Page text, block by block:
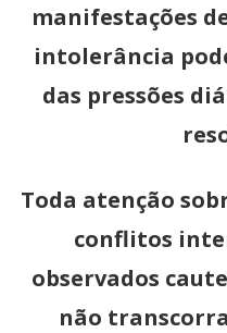
manifestações
intolerância
das pressões
Toda atenção
conflitos
observados
não